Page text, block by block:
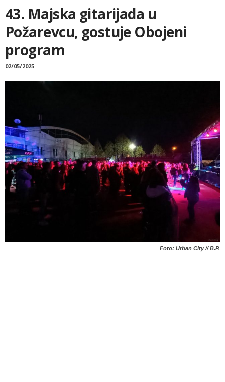
43. Majska gitarijada u
Požarevcu, gostuje Obojeni
program
02/05/2025
Foto: Urban City // B.P.